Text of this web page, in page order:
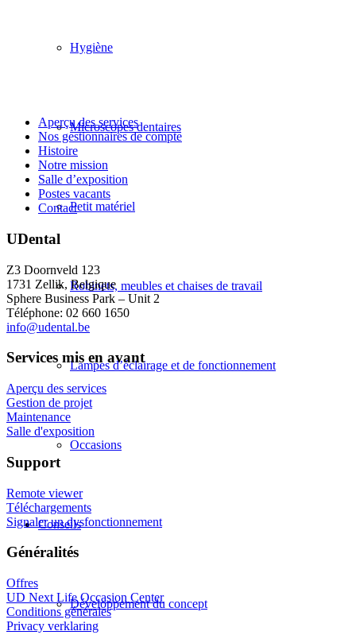
Hygiène
Microscopes dentaires
Petit matériel
Robinets, meubles et chaises de travail
Lampes d’éclairage et de fonctionnement
Occasions
Conseils
Développement du concept
Aperçu des services
Nos gestionnaires de compte
Histoire
Notre mission
Salle d’exposition
Postes vacants
Contact
UDental
Z3 Doornveld 123
1731 Zellik, Belgique
Sphere Business Park – Unit 2
Téléphone: 02 660 1650
info@udental.be
Services mis en avant
Aperçu des services
Gestion de projet
Maintenance
Salle d'exposition
Support
Remote viewer
Téléchargements
Signaler un dysfonctionnement
Généralités
Offres
UD Next Life Occasion Center
Conditions générales
Privacy verklaring